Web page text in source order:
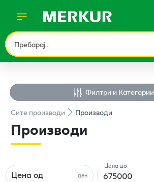
Филтри и Категории
Ситепроизводи Производи
Производи
ден.
Цена од
Цена до